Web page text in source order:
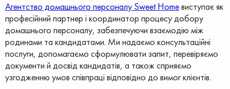
Агентство домашнього персоналу Sweet Homeвиступає як
професійний партнер і координатор процесу добору
домашнього персоналу, забезпечуючи взаємодію між
родинами та кандидатами. Ми надаємо консультаційні
послуги, допомагаємо сформулювати запит, перевіряємо
документи й досвід кандидатів, а також сприяємо
узгодженню умов співпраці відповідно до вимог клієнтів.